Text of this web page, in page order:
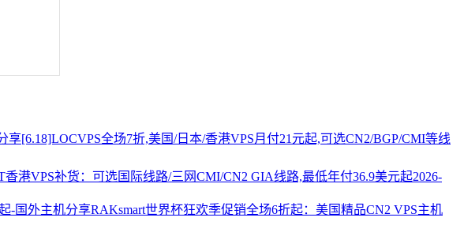
[6.18]LOCVPS全场7折,美国/日本/香港VPS月付21元起,可选CN2/BGP/CMI等线
香港VPS补货：可选国际线路/三网CMI/CN2 GIA线路,最低年付36.9美元起2026-
RAKsmart世界杯狂欢季促销全场6折起：美国精品CN2 VPS主机